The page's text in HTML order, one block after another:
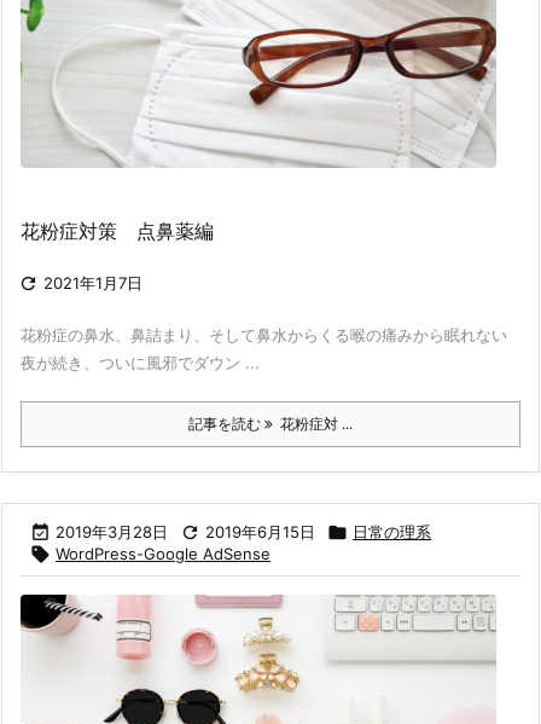
花粉症対策 点鼻薬編
 2021年1月7日
花粉症の鼻水、鼻詰まり、そして鼻水からくる喉の痛みから眠れない
夜が続き、ついに風邪でダウン ...
記事を読む 花粉症対 ...
 2019年3月28日  2019年6月15日  日常の理系
 WordPress-Google AdSense